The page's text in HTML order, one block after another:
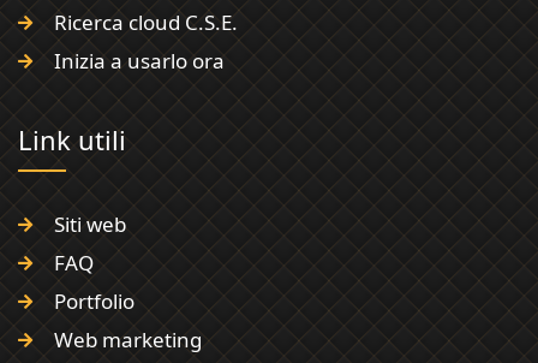
Ricerca cloud C.S.E.
Inizia a usarlo ora
Link utili
Siti web
FAQ
Portfolio
Web marketing